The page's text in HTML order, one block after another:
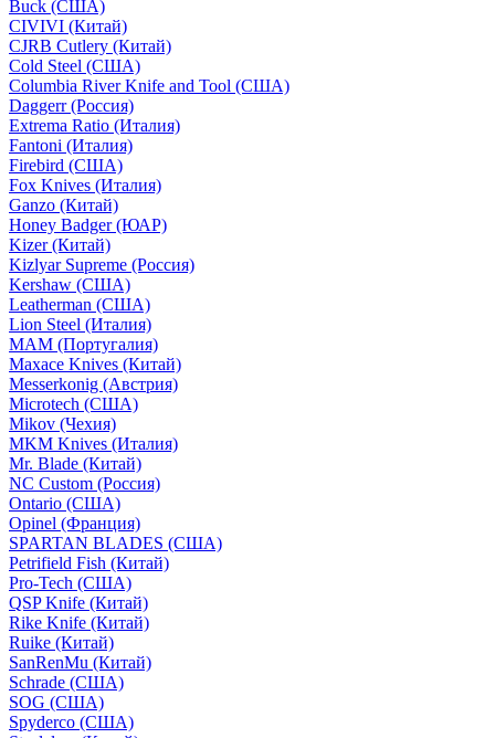
Buck (США)
CIVIVI (Китай)
CJRB Cutlery (Китай)
Cold Steel (США)
Columbia River Knife and Tool (США)
Daggerr (Россия)
Extrema Ratio (Италия)
Fantoni (Италия)
Firebird (США)
Fox Knives (Италия)
Ganzo (Китай)
Honey Badger (ЮАР)
Kizer (Китай)
Kizlyar Supreme (Россия)
Kershaw (США)
Leatherman (США)
Lion Steel (Италия)
MAM (Португалия)
Maxace Knives (Китай)
Messerkonig (Австрия)
Microtech (США)
Mikov (Чехия)
MKM Knives (Италия)
Mr. Blade (Китай)
NC Custom (Россия)
Ontario (США)
Opinel (Франция)
SPARTAN BLADES (США)
Petrifield Fish (Китай)
Pro-Tech (США)
QSP Knife (Китай)
Rike Knife (Китай)
Ruike (Китай)
SanRenMu (Китай)
Schrade (США)
SOG (США)
Spyderco (США)